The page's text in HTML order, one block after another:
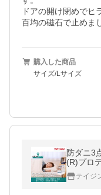
ドアの開け閉めでヒ
百均の磁石で止めま
購入した商品
サイズ/Lサイズ
防ダニ3
(R)プロ
トレス用カバ
直営店
テイジ